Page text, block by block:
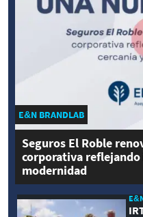
E&N BRANDLAB
Seguros El Roble
corporativa
modernidad